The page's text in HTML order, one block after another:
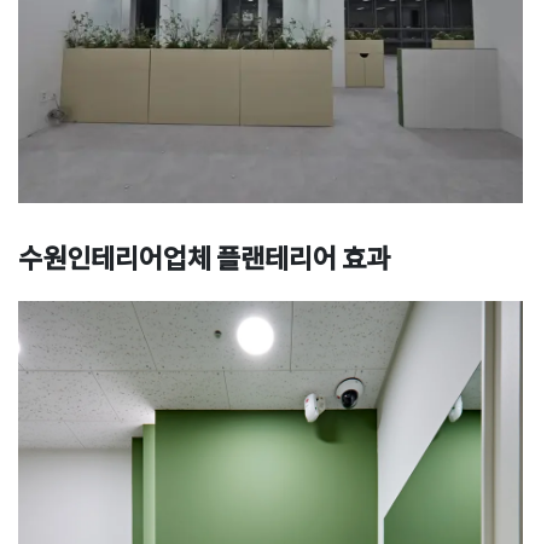
수원인테리어업체 플랜테리어 효과